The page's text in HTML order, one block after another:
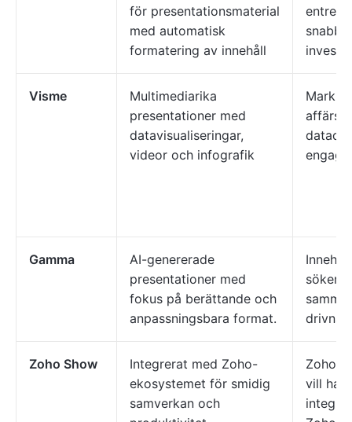
för presentationsmaterial
med automatisk
formatering av innehåll
snabbt
Visme
Multimediarika
presentationer med
datavisualiseringar,
videor och infografik
Gamma
AI-genererade
presentationer med
fokus på berättande och
anpassningsbara format.
söker
drivna
Zoho Show
Integrerat med Zoho-
ekosystemet för smidig
samverkan och
Zoho-
vill ha